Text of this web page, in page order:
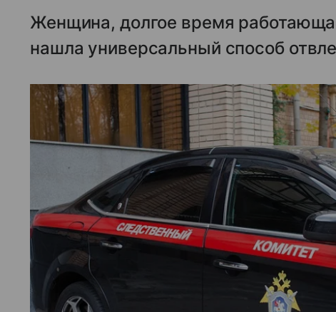
Женщина, долгое время
нашла универсальный способ